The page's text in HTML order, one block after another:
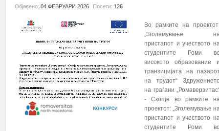
Објавено: 04 ФЕВРУАРИ 2026 Посети: 126
Во рамките на
„Зголемување
пристапот и учеството
студентите Роми
високото образование
транзицијата на
на трудот“
на граѓани
- Скопје во рамките
проектот: „Зголемување
пристапот и учеството
студентите Роми